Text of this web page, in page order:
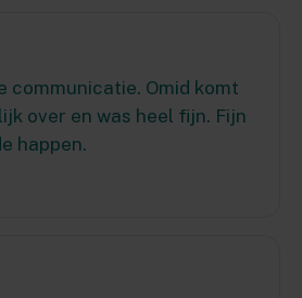
communicatie. Omid komt
over en was heel fijn. Fijn
happen.